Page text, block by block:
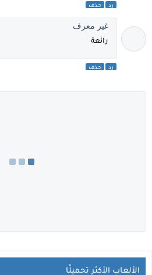
رد حذف
غير معرف
رائعة
رد حذف
الألعاب الأكثر تحميلًا